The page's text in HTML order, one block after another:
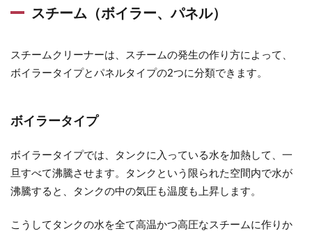
スチーム（ボイラー、パネル）
スチームクリーナーは、スチームの発生の作り方によって、
ボイラータイプとパネルタイプの2つに分類できます。
ボイラータイプ
ボイラータイプでは、タンクに入っている水を加熱して、一
旦すべて沸騰させます。タンクという限られた空間内で水が
沸騰すると、タンクの中の気圧も温度も上昇します。
こうしてタンクの水を全て高温かつ高圧なスチームに作りか